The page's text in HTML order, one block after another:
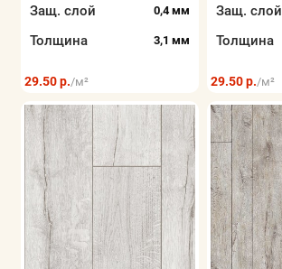
Защ. слой 0,4 мм
Толщина 3,1 мм
29.50 р./м²
Защ. слой
Толщина
29.50 р./м²